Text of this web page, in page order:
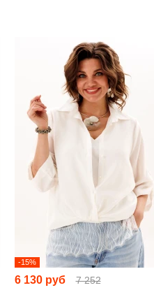
-15%
6 130 руб 7 252